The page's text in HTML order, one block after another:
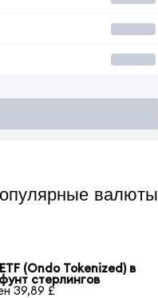
валюты
(Ondo Tokenized) в
стерлингов
39,89 £